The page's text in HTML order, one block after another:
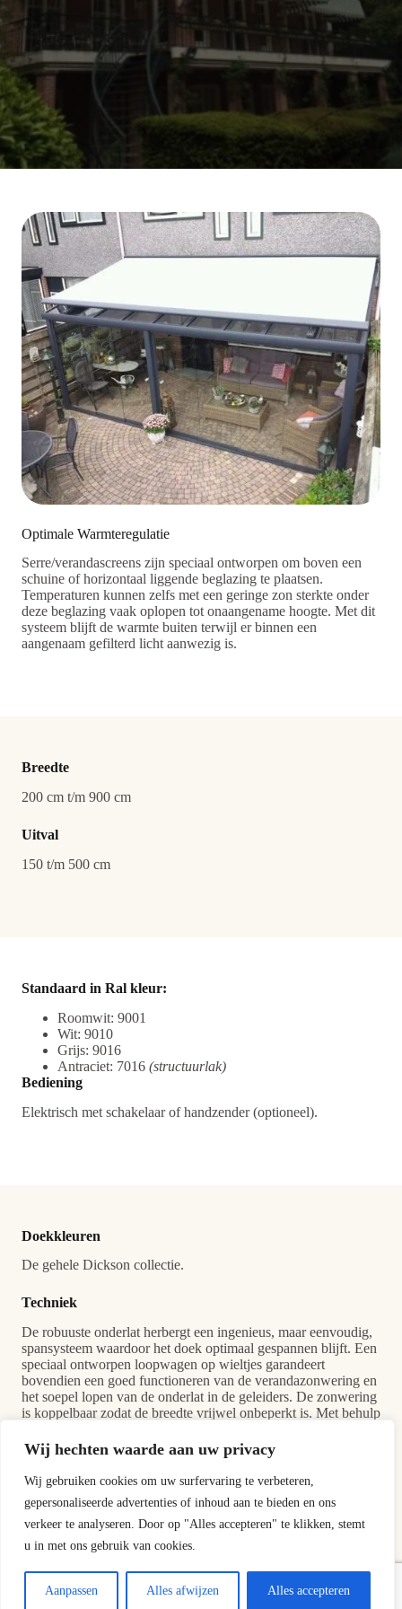
Wij hechten waarde aan uw privacy
Wij gebruiken cookies om uw surfervaring te verbeteren,
gepersonaliseerde advertenties of inhoud aan te bieden en ons
verkeer te analyseren. Door op "Alles accepteren" te klikken, stemt
u in met ons gebruik van cookies.
Aanpassen Alles afwijzen Alles accepteren
Optimale Warmteregulatie
Serre/verandascreens zijn speciaal ontworpen om boven een
schuine of horizontaal liggende beglazing te plaatsen.
Temperaturen kunnen zelfs met een geringe zon sterkte onder
deze beglazing vaak oplopen tot onaangename hoogte. Met dit
systeem blijft de warmte buiten terwijl er binnen een
aangenaam gefilterd licht aanwezig is.
Breedte
200 cm t/m 900 cm
Uitval
150 t/m 500 cm
Standaard in Ral kleur:
Roomwit: 9001
Wit: 9010
Grijs: 9016
Antraciet: 7016 (structuurlak)
Bediening
Elektrisch met schakelaar of handzender (optioneel).
Doekkleuren
De gehele Dickson collectie.
Techniek
De robuuste onderlat herbergt een ingenieus, maar eenvoudig,
spansysteem waardoor het doek optimaal gespannen blijft. Een
speciaal ontworpen loopwagen op wieltjes garandeert
bovendien een goed functioneren van de verandazonwering en
het soepel lopen van de onderlat in de geleiders. De zonwering
is koppelbaar zodat de breedte vrijwel onbeperkt is. Met behulp
de zonwering verticaal te laten lopen!